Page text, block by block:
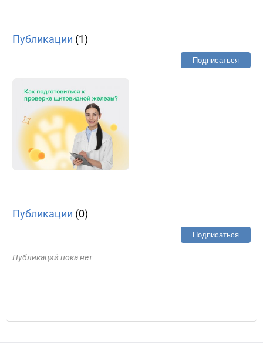
Публикации (1)
Подписаться
Публикации (0)
Подписаться
Публикаций пока нет